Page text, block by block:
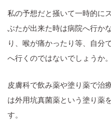
私の予想だと掻いて一時的に
ぶたが出来た時は病院へ行か
り、喉が痛かったり等、自分
へ行くのではないでしょうか。
皮膚科で飲み薬や塗り薬で治
は外用坑真菌薬という塗り薬
す。